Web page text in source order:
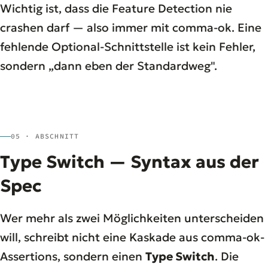
Wichtig ist, dass die Feature Detection nie
crashen darf — also immer mit comma-ok. Eine
fehlende Optional-Schnittstelle ist kein Fehler,
sondern „dann eben der Standardweg".
05 · ABSCHNITT
Type Switch — Syntax aus der
Spec
Wer mehr als zwei Möglichkeiten unterscheiden
will, schreibt nicht eine Kaskade aus comma-ok-
Assertions, sondern einen Type Switch. Die